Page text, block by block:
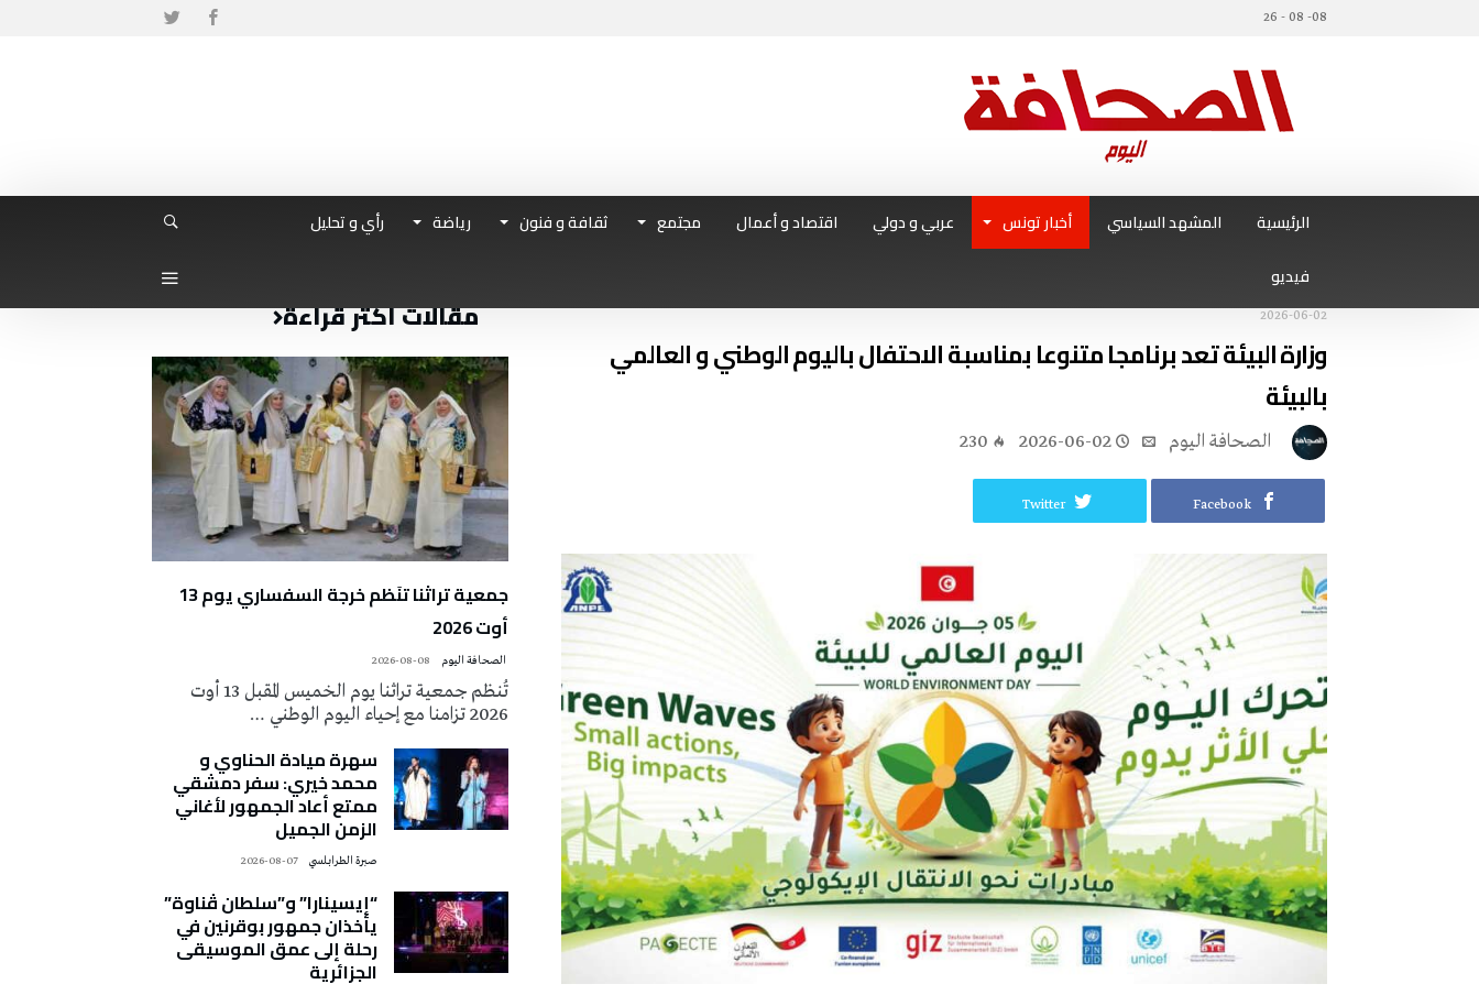
08- 08 - 26
الرئيسية المشهد السياسي أخبار تونس عربي و دولي اقتصاد و أعمال مجتمع ثقافة و فنون رياضة
رأي و تحليل
فيديو
2026-06-02
وزارة البيئة تعد برنامجا متنوعا بمناسبة الاحتفال باليوم الوطني و العالمي
بالبيئة
2026-06-02
230
Facebook
Twitter
مقالات أكثر قراءة
جمعية تراثنا تنَظم خرجة السفساري يوم 13
أوت 2026
2026-08-08
تُنظم جمعية تراثنا يوم الخميس المقبل 13 أوت
2026 تزامنا مع إحياء اليوم الوطني …
سهرة ميادة الحناوي و
محمد خيري: سفر دمشقي
ممتع أعاد الجمهور لأغاني
الزمن الجميل
صبرة الطرابلسي 2026-08-07
“إيسينارا” و”سلطان ڤناوة”
يأخذان جمهور بوقرنين في
رحلة إلى عمق الموسيقى
الجزائرية